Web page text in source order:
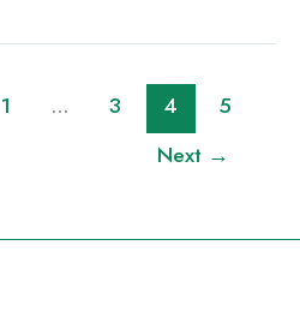
1 … 3 4
5
Next →